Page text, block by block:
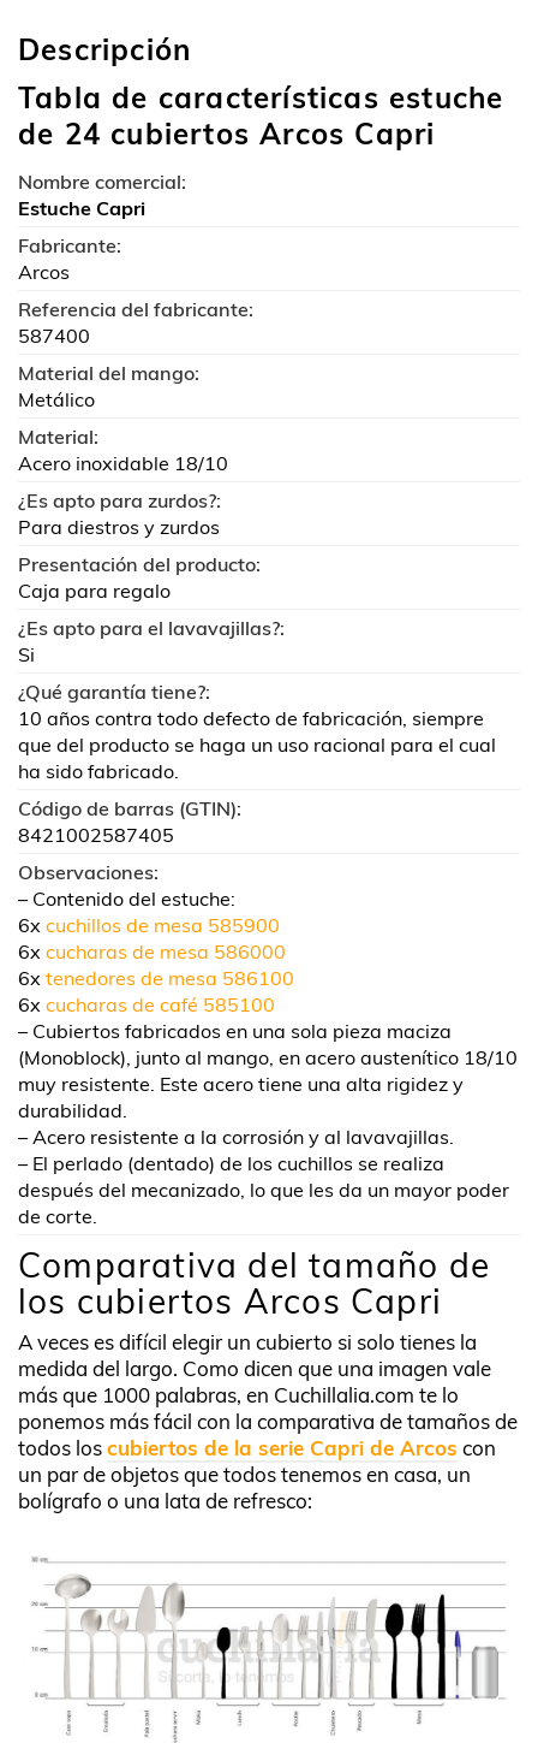
Descripción
Tabla de características estuche
de 24 cubiertos Arcos Capri
Nombre comercial:
Estuche Capri
Fabricante:
Arcos
Referencia del fabricante:
587400
Material del mango:
Metálico
Material:
Acero inoxidable 18/10
¿Es apto para zurdos?:
Para diestros y zurdos
Presentación del producto:
Caja para regalo
¿Es apto para el lavavajillas?:
Si
¿Qué garantía tiene?:
10 años contra todo defecto de fabricación, siempre
que del producto se haga un uso racional para el cual
ha sido fabricado.
Código de barras (GTIN):
8421002587405
Observaciones:
– Contenido del estuche:
6x cuchillos de mesa 585900
6x cucharas de mesa 586000
6x tenedores de mesa 586100
6x cucharas de café 585100
– Cubiertos fabricados en una sola pieza maciza
(Monoblock), junto al mango, en acero austenítico 18/10
muy resistente. Este acero tiene una alta rigidez y
durabilidad.
– Acero resistente a la corrosión y al lavavajillas.
– El perlado (dentado) de los cuchillos se realiza
después del mecanizado, lo que les da un mayor poder
de corte.
Comparativa del tamaño de
los cubiertos Arcos Capri
A veces es difícil elegir un cubierto si solo tienes la
medida del largo. Como dicen que una imagen vale
más que 1000 palabras, en Cuchillalia.com te lo
ponemos más fácil con la comparativa de tamaños de
todos loscubiertos de la serie Capri de Arcos con
un par de objetos que todos tenemos en casa, un
bolígrafo o una lata de refresco: